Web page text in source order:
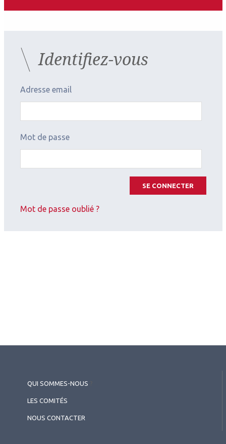
2026.07.11
Cornée (chirurgie et réfraction),Contactologie
Apport d’une géométrie à
double réservoir pour adapter
2026.07.10
Identifiez-vous
Adresse email
Mot de passe
SE CONNECTER
Mot de passe oublié ?
QUI SOMMES-NOUS
LES COMITÉS
NOUS CONTACTER